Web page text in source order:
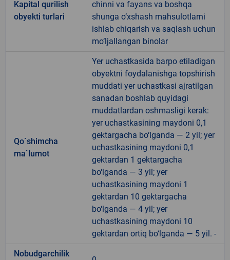
Kapital qurilish
obyekti turlari
chinni va fayans va boshqa
shunga o‘xshash mahsulotlarni
ishlab chiqarish va saqlash uchun
mo‘ljallangan binolar
Qo`shimcha
ma`lumot
Yer uchastkasida barpo etiladigan
obyektni foydalanishga topshirish
muddati yer uchastkasi ajratilgan
sanadan boshlab quyidagi
muddatlardan oshmasligi kerak:
yer uchastkasining maydoni 0,1
gektargacha bo‘lganda — 2 yil; yer
uchastkasining maydoni 0,1
gektardan 1 gektargacha
bo‘lganda — 3 yil; yer
uchastkasining maydoni 1
gektardan 10 gektargacha
bo‘lganda — 4 yil; yer
uchastkasining maydoni 10
gektardan ortiq bo‘lganda — 5 yil. -
Nobudgarchilik